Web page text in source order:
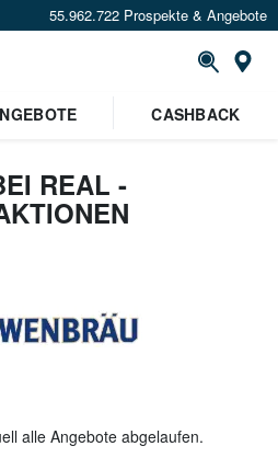
55.962.722 Prospekte & Angebote
festlegen
CASHBACK
REAL -
alle Angebote abgelaufen.